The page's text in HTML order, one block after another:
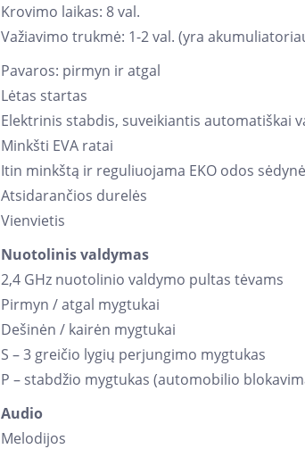
Krovimo laikas: 8 val.
Važiavimo trukmė: 1-2 val. (yra
Pavaros: pirmyn ir atgal
Lėtas startas
Elektrinis stabdis, suveikiantis automatiškai
Minkšti EVA ratai
Itin minkštą ir reguliuojama EKO odos
Atsidarančios durelės
Vienvietis
Nuotolinis valdymas
2,4 GHz nuotolinio valdymo pultas tėvams
Pirmyn / atgal mygtukai
Dešinėn / kairėn mygtukai
S – 3 greičio lygių perjungimo mygtukas
P – stabdžio mygtukas (automobilio
Audio
Melodijos